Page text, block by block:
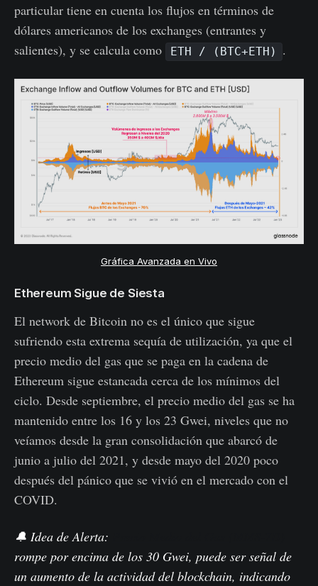
particular tiene en cuenta los flujos en términos de
dólares americanos de los exchanges (entrantes y
salientes), y se calcula como
ETH / (BTC+ETH) .
Gráfica Avanzada en Vivo
Ethereum Sigue de Siesta
El network de Bitcoin no es el único que sigue
sufriendo esta extrema sequía de utilización, ya que el
precio medio del gas que se paga en la cadena de
Ethereum sigue estancada cerca de los mínimos del
ciclo. Desde septiembre, el precio medio del gas se ha
mantenido entre los 16 y los 23 Gwei, niveles que no
veíamos desde la gran consolidación que abarcó de
junio a julio del 2021, y desde mayo del 2020 poco
después del pánico que se vivió en el mercado con el
COVID.
🔔 Idea de Alerta:
rompe por encima de los 30 Gwei, puede ser señal de
un aumento de la actividad del blockchain, indicando